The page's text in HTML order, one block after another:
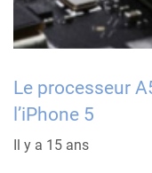
Le processeur
l’iPhone 5
Il y a 15 ans